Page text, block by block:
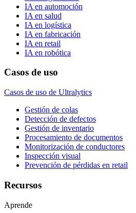
IA en automoción
IA en salud
IA en logística
IA en fabricación
IA en retail
IA en robótica
Casos de uso
Casos de uso de Ultralytics
Gestión de colas
Detección de defectos
Gestión de inventario
Procesamiento de documentos
Monitorización de conductores
Inspección visual
Prevención de pérdidas en retail
Recursos
Aprende